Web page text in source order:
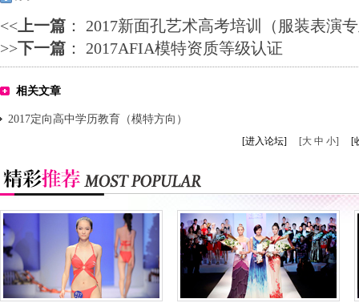
<<上一篇 ： 2017新面孔艺术高考培训（服装表演
>>下一篇 ： 2017AFIA模特资质等级认证
相关文章
2017定向高中学历教育（模特方向）
[进入论坛] [大 中 小] [